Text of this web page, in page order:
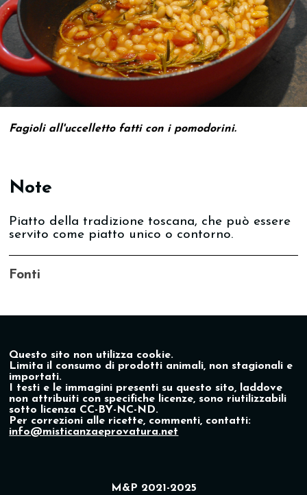
Fagioli all'uccelletto fatti con i pomodorini.
Note
Piatto della tradizione toscana, che può essere
servito come piatto unico o contorno.
Fonti
Questo sito non utilizza cookie.
Limita il consumo di prodotti animali, non stagionali e
importati.
I testi e le immagini presenti su questo sito, laddove
non attribuiti con specifiche licenze, sono riutilizzabili
sotto licenza CC-BY-NC-ND.
Per correzioni alle ricette, commenti, contatti:
info@misticanzaeprovatura.net
M&P 2021-2025